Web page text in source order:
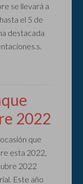
se llevará a
el 5 de
destacada
2022
que
esta 2022,
2022
Este año